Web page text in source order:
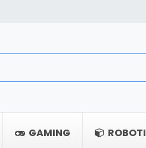
GAMING